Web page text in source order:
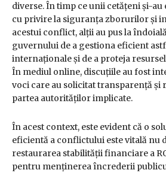
diverse. În timp ce unii cetățeni și-
cu privire la siguranța zborurilor și
acestui conflict, alții au pus la
guvernului de a gestiona eficient
internaționale și de a proteja
În mediul online, discuțiile au fost
voci care au solicitat transparență și
partea autorităților implicate.
În acest context, este evident că o
eficientă a conflictului este vitală nu
restaurarea stabilității financiare a
pentru menținerea încrederii